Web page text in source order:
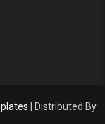
| Distributed By